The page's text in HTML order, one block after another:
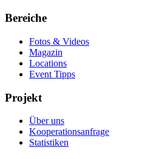
Bereiche
Fotos & Videos
Magazin
Locations
Event Tipps
Projekt
Über uns
Kooperationsanfrage
Statistiken